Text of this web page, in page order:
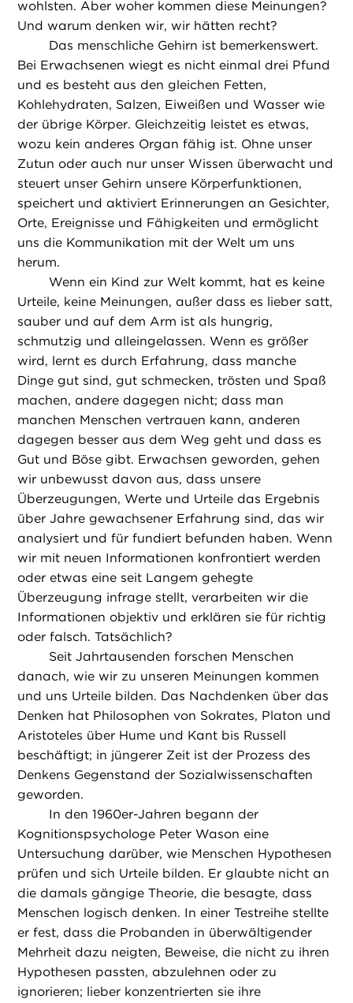
wohlsten. Aber woher kommen diese Meinungen?
Und warum denken wir, wir hätten recht?
Das menschliche Gehirn ist bemerkenswert.
Bei Erwachsenen wiegt es nicht einmal drei Pfund
und es besteht aus den gleichen Fetten,
Kohlehydraten, Salzen, Eiweißen und Wasser wie
der übrige Körper. Gleichzeitig leistet es etwas,
wozu kein anderes Organ fähig ist. Ohne unser
Zutun oder auch nur unser Wissen überwacht und
steuert unser Gehirn unsere Körperfunktionen,
speichert und aktiviert Erinnerungen an Gesichter,
Orte, Ereignisse und Fähigkeiten und ermöglicht
uns die Kommunikation mit der Welt um uns
herum.
Wenn ein Kind zur Welt kommt, hat es keine
Urteile, keine Meinungen, außer dass es lieber satt,
sauber und auf dem Arm ist als hungrig,
schmutzig und alleingelassen. Wenn es größer
wird, lernt es durch Erfahrung, dass manche
Dinge gut sind, gut schmecken, trösten und Spaß
machen, andere dagegen nicht; dass man
manchen Menschen vertrauen kann, anderen
dagegen besser aus dem Weg geht und dass es
Gut und Böse gibt. Erwachsen geworden, gehen
wir unbewusst davon aus, dass unsere
Überzeugungen, Werte und Urteile das Ergebnis
über Jahre gewachsener Erfahrung sind, das wir
analysiert und für fundiert befunden haben. Wenn
wir mit neuen Informationen konfrontiert werden
oder etwas eine seit Langem gehegte
Überzeugung infrage stellt, verarbeiten wir die
Informationen objektiv und erklären sie für richtig
oder falsch. Tatsächlich?
Seit Jahrtausenden forschen Menschen
danach, wie wir zu unseren Meinungen kommen
und uns Urteile bilden. Das Nachdenken über das
Denken hat Philosophen von Sokrates, Platon und
Aristoteles über Hume und Kant bis Russell
beschäftigt; in jüngerer Zeit ist der Prozess des
Denkens Gegenstand der Sozialwissenschaften
geworden.
In den 1960er-Jahren begann der
Kognitionspsychologe Peter Wason eine
Untersuchung darüber, wie Menschen Hypothesen
prüfen und sich Urteile bilden. Er glaubte nicht an
die damals gängige Theorie, die besagte, dass
Menschen logisch denken. In einer Testreihe stellte
er fest, dass die Probanden in überwältigender
Mehrheit dazu neigten, Beweise, die nicht zu ihren
Hypothesen passten, abzulehnen oder zu
ignorieren; lieber konzentrierten sie ihre